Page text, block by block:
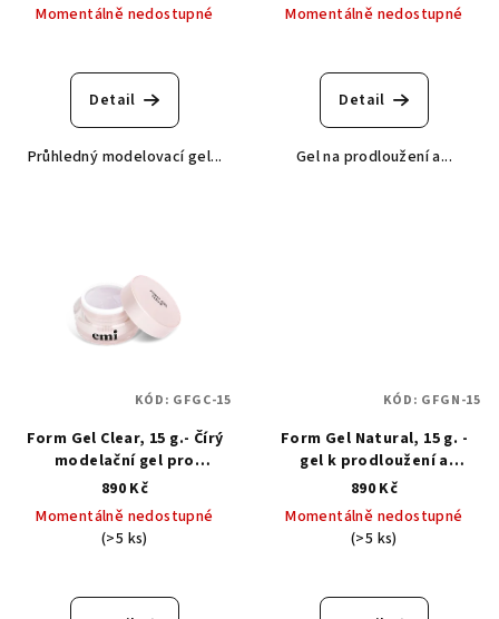
Momentálně nedostupné
hodnocení
produktu
z
Detail
Průhledný modelovací gel...
Momentálně nedostupné
Detail
Gel na prodloužení a...
Form Gel Clear, 15 g.- Čírý
modelační gel pro
prodloužení na šablonách
890 Kč
Momentálně nedostupné
(>5 ks)
KÓD: GFGC-15
Form Gel Natural, 15 g. -
gel k prodloužení a
obnovení volného okraje
890 Kč
Momentálně nedostupné
(>5 ks)
KÓD: GFGN-15